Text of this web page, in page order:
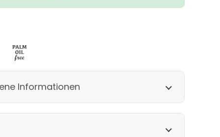
Informationen